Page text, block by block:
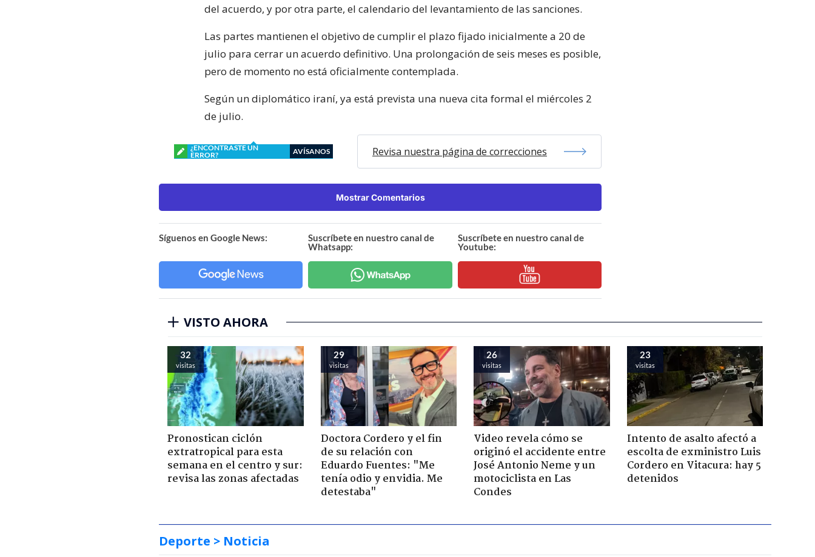
del acuerdo, y por otra parte, el calendario del levantamiento de las sanciones.
Las partes mantienen el objetivo de cumplir el plazo fijado inicialmente a 20 de
julio para cerrar un acuerdo definitivo. Una prolongación de seis meses es posible,
pero de momento no está oficialmente contemplada.
Según un diplomático iraní, ya está prevista una nueva cita formal el miércoles 2
de julio.
¿ENCONTRASTE UN
ERROR?
AVÍSANOS Revisa nuestra página de correcciones
Mostrar Comentarios
Síguenos en Google News:
Suscríbete en nuestro canal de
Whatsapp:
Suscríbete en nuestro canal de
Youtube:
VISTO AHORA
32
visitas
Pronostican ciclón
extratropical para esta
semana en el centro y sur:
revisa las zonas afectadas
29
visitas
Doctora Cordero y el fin
de su relación con
Eduardo Fuentes: "Me
tenía odio y envidia. Me
detestaba"
26
visitas
Video revela cómo se
originó el accidente entre
José Antonio Neme y un
motociclista en Las
Condes
23
visitas
Intento de asalto afectó a
escolta de exministro Luis
Cordero en Vitacura: hay 5
detenidos
Deporte > Noticia